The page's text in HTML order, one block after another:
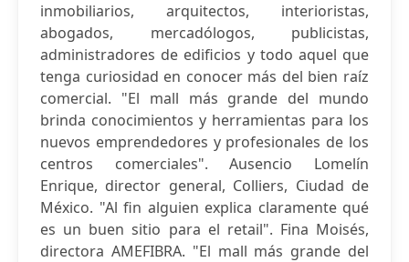
inmobiliarios, arquitectos, interioristas,
abogados, mercadólogos, publicistas,
administradores de edificios y todo aquel que
tenga curiosidad en conocer más del bien raíz
comercial. "El mall más grande del mundo
brinda conocimientos y herramientas para los
nuevos emprendedores y profesionales de los
centros comerciales". Ausencio Lomelín
Enrique, director general, Colliers, Ciudad de
México. "Al fin alguien explica claramente qué
es un buen sitio para el retail". Fina Moisés,
directora AMEFIBRA. "El mall más grande del